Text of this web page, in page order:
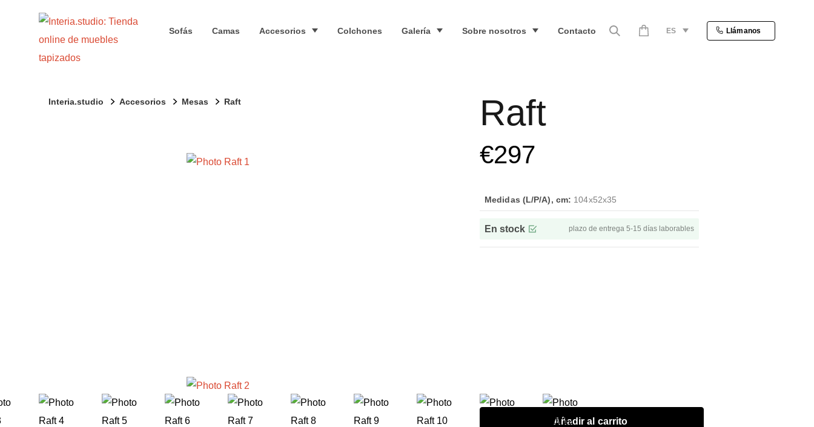
Sofás Camas Accesorios Colchones Galería Sobre nosotros Contacto ES Llámanos
Interia.studio Accesorios Mesas Raft Raft
€297
Medidas (L/P/A), cm: 104x52x35
En stock plazo de entrega 5-15 días laborables
Añadir al carrito